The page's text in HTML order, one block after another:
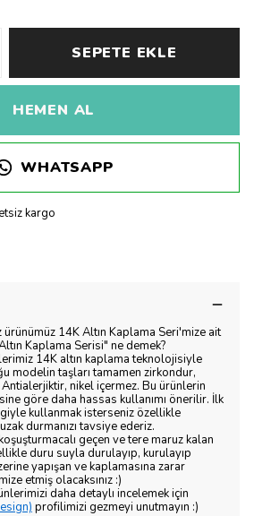
SEPETE EKLE
HEMEN AL
WHATSAPP
kargo
14K Altın Kaplama Seri'mize ait
Kaplama Serisi" ne demek?
14K altın kaplama teknolojisiyle
modelin taşları tamamen zirkondur,
nikel içermez. Bu ürünlerin
göre daha hassas kullanımı önerilir. İlk
kullanmak isterseniz özellikle
durmanızı tavsiye ederiz.
geçen ve tere maruz kalan
duru suyla durulayıp, kurulayıp
yapışan ve kaplamasına zarar
etmiş olacaksınız :)
daha detaylı incelemek için
profilimizi gezmeyi unutmayın :)